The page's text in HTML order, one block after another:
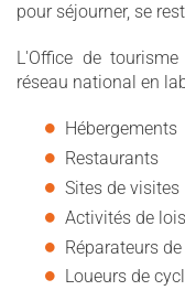
pour séjourner, se
L'Office de
réseau national en
Hébergements
Restaurants
Sites de visites
Activités de
Réparateurs
Loueurs de